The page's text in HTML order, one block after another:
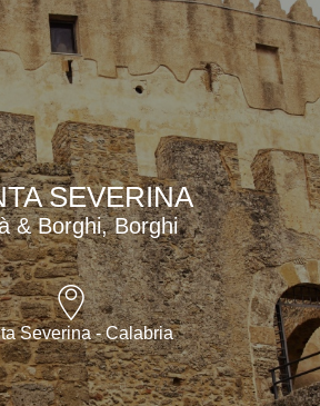
SEVERINA
& Borghi, Borghi
Severina - Calabria